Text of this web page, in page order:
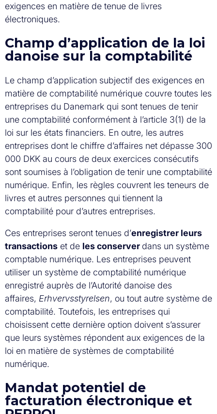
exigences en matière de tenue de livres
électroniques.
Champ d’application de la loi
danoise sur la comptabilité
Le champ d’application subjectif des exigences en
matière de comptabilité numérique couvre toutes les
entreprises du Danemark qui sont tenues de tenir
une comptabilité conformément à l’article 3(1) de la
loi sur les états financiers. En outre, les autres
entreprises dont le chiffre d’affaires net dépasse 300
000 DKK au cours de deux exercices consécutifs
sont soumises à l’obligation de tenir une comptabilité
numérique. Enfin, les règles couvrent les teneurs de
livres et autres personnes qui tiennent la
comptabilité pour d’autres entreprises.
Ces entreprises seront tenues d’enregistrer leurs
transactions et de les conserver dans un système
comptable numérique. Les entreprises peuvent
utiliser un système de comptabilité numérique
enregistré auprès de l’Autorité danoise des
affaires, Erhvervsstyrelsen, ou tout autre système de
comptabilité. Toutefois, les entreprises qui
choisissent cette dernière option doivent s’assurer
que leurs systèmes répondent aux exigences de la
loi en matière de systèmes de comptabilité
numérique.
Mandat potentiel de
facturation électronique et